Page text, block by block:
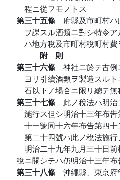
程ニ從フモノトス
第三十五條 府縣及市町村
ヲ課スル酒類ニ對シ特令
ハ地方稅及市町村稅町村
附 則
第三十六條 神社ニ於テ古
ヨリ引續酒類ヲ製造スル
石以下ノ場合ニ限リ總テ無
第三十七條 此ノ稅法ハ明
施行ス但シ明治十三年布
十一號同十六年布吿第四
第二十四號ハ此ノ稅法施
明治二十九年九月三十日
稅ニ關シテハ仍明治十三年
第三十八條 沖繩縣、東京